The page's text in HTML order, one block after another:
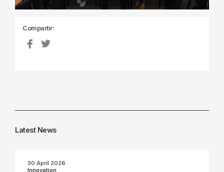
Compartir:
Latest News
30 April 2026
Innovation